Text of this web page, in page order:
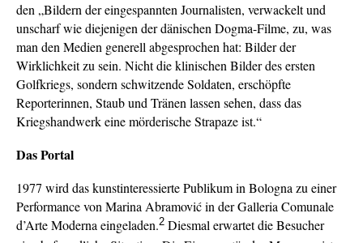
den „Bildern der eingespannten Journalisten, verwackelt und
unscharf wie diejenigen der dänischen Dogma-Filme, zu, was
man den Medien generell abgesprochen hat: Bilder der
Wirklichkeit zu sein. Nicht die klinischen Bilder des ersten
Golfkriegs, sondern schwitzende Soldaten, erschöpfte
Reporterinnen, Staub und Tränen lassen sehen, dass das
Kriegshandwerk eine mörderische Strapaze ist.“
Das Portal
1977 wird das kunstinteressierte Publikum in Bologna zu einer
Performance von Marina Abramović in der Galleria Comunale
d’Arte Moderna eingeladen.2 Diesmal erwartet die Besucher